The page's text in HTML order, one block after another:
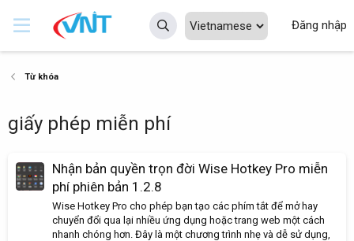
Đăng nhập
Từ khóa
giấy phép miễn phí
Nhận bản quyền trọn đời Wise Hotkey Pro miễn
phí phiên bản 1.2.8
Wise Hotkey Pro cho phép bạn tạo các phím tắt để mở hay
chuyển đổi qua lại nhiều ứng dụng hoặc trang web một cách
nhanh chóng hơn. Đây là một chương trình nhẹ và dễ sử dụng,